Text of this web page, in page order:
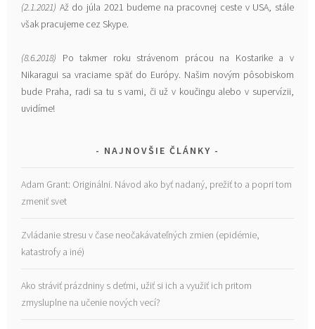
(2.1.2021) Až do júla 2021 budeme na pracovnej ceste v USA, stále
však pracujeme cez Skype.
(8.6.2018) Po takmer roku strávenom prácou na Kostarike a v
Nikaragui sa vraciame späť do Európy. Našim novým pôsobiskom
bude Praha, radi sa tu s vami, či už v koučingu alebo v supervízii,
uvidíme!
NAJNOVŠIE ČLÁNKY
Adam Grant: Originálni. Návod ako byť nadaný, prežiť to a popri tom
zmeniť svet
Zvládanie stresu v čase neočakávateľných zmien (epidémie,
katastrofy a iné)
Ako stráviť prázdniny s deťmi, užiť si ich a využiť ich pritom
zmysluplne na učenie nových vecí?